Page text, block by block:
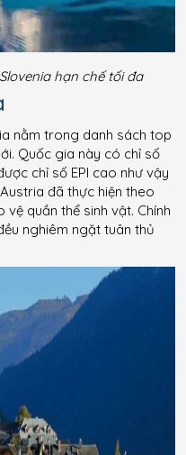
hạn chế tối đa
nằm trong danh sách top
Quốc gia này có chỉ số
chỉ số EPI cao như vậy
đã thực hiện theo
vệ quần thể sinh vật. Chính
nghiêm ngặt tuân thủ